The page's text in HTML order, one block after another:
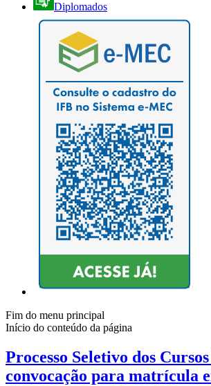
Diplomados
Fim do menu principal
Início do conteúdo da página
Processo Seletivo dos
convocação para matrícula